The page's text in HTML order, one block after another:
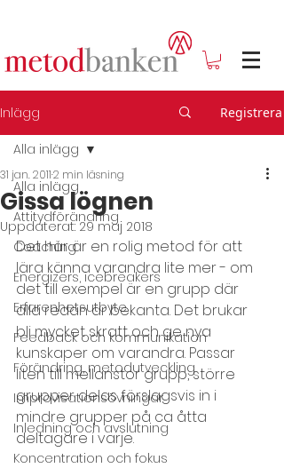
Inlägg Registrera
Alla inlägg
Attitydförändring
Coaching
Energizers, icebreakers
Erfarenhetsutbyte
Feedback och kommunikation
Förändring, metodutveckling
Improvisationsövningar
Inledning och avslutning
Koncentration och fokus
Alla inlägg
Gissa lögnen
31 jan. 20112 min läsning
Uppdaterat:29 maj 2018
Det här är en rolig metod för att
lära känna varandra lite mer - om
det till exempel är en grupp där
alla redan är bekanta. Det brukar
bli mycket skratt och ge nya
kunskaper om varandra. Passar
liten till mellanstor grupp, större
grupper delas förslagsvis in i
mindre grupper på ca åtta
deltagare i varje.